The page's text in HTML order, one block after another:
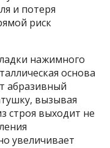
и потеря
риск
нажимного
основа
абразивный
вызывая
строя выходит не
увеличивает